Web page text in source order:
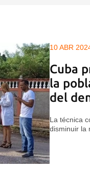
10 ABR
Cuba
la
del
La técnica
disminuir la